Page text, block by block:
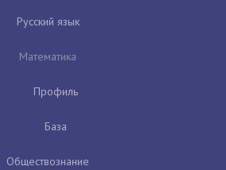
Русский язык
Математика
Профиль
База
Обществознание